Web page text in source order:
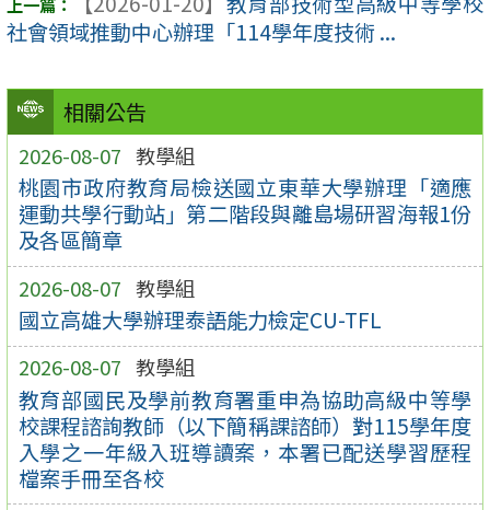
相關公告
2026-08-07 教學組
桃園市政府教育局檢送國立東華大學辦理「適應
運動共學行動站」第二階段與離島場研習海報1份
及各區簡章
2026-08-07 教學組
國立高雄大學辦理泰語能力檢定CU-TFL
2026-08-07 教學組
教育部國民及學前教育署重申為協助高級中等學
校課程諮詢教師（以下簡稱課諮師）對115學年度
入學之一年級入班導讀案，本署已配送學習歷程
檔案手冊至各校
社會領域推動中心辦理「114學年度技術 ...